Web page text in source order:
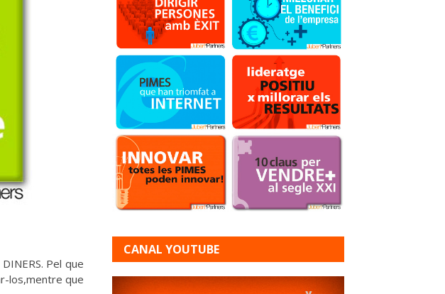
Pel que
los,mentre que
CANAL YOUTUBE